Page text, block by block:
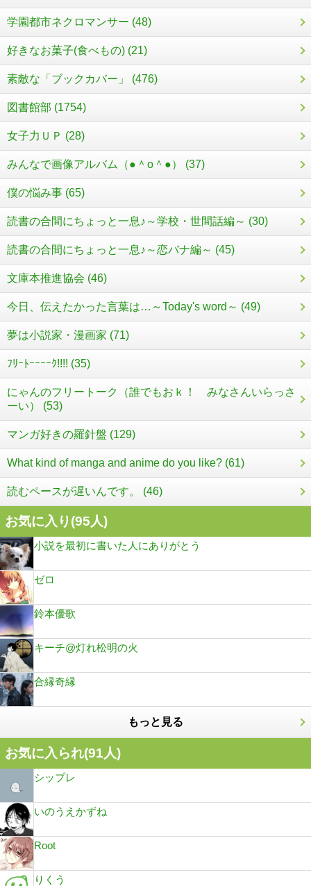
学園都市ネクロマンサー (48)
好きなお菓子(食べもの) (21)
素敵な「ブックカバー」 (476)
図書館部 (1754)
女子力ＵＰ (28)
みんなで画像アルバム（●＾o＾●） (37)
僕の悩み事 (65)
読書の合間にちょっと一息♪～学校・世間話編～ (30)
読書の合間にちょっと一息♪～恋バナ編～ (45)
文庫本推進協会 (46)
今日、伝えたかった言葉は…～Today's word～ (49)
夢は小説家・漫画家 (71)
ﾌﾘｰﾄｰｰｰｰｸ!!!! (35)
にゃんのフリートーク（誰でもおｋ！ みなさんいらっさ
ーい） (53)
マンガ好きの羅針盤 (129)
What kind of manga and anime do you like? (61)
読むペースが遅いんです。 (46)
お気に入り(95人)
小説を最初に書いた人にありがとう
ゼロ
鈴本優歌
キーチ@灯れ松明の火
合縁奇縁
もっと見る
お気に入られ(91人)
シップレ
いのうえかずね
Root
りくう